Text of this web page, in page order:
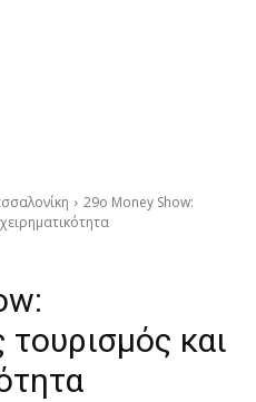
29ο Money Show:
τουρισμός και